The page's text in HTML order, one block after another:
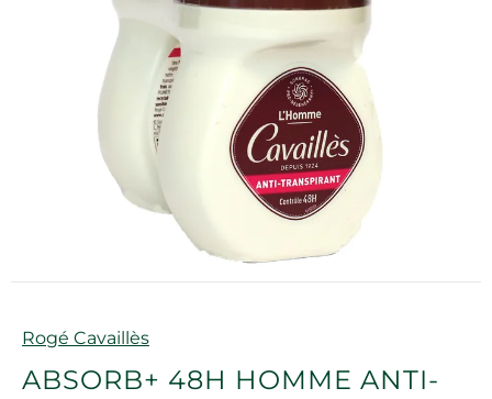
Marque
Rogé Cavaillès
ABSORB+ 48H HOMME ANTI-